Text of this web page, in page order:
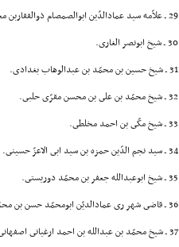
29 ـ علاّمه سید عمادالدّین ابوالصمصام ذوالفقاربن محمّد بن معبد بن حسن بن احمد مشهور به حمدان بن اسماعیل.
30 ـ شیخ ابونصر الغارى.
31 ـ شیخ حسین بن محمّد بن عبدالوهاب بغدادى.
32 ـ شیخ محمّد بن على بن محسن مقرّى حلبى.
33 ـ شیخ مکّى بن احمد مخلطى.
34 ـ سید نجم الدّین حمزه بن سید ابى الاعزّ حسینى.
35 ـ شیخ ابوعبدالله جعفر بن محمّد دوریستى.
36 ـ قاضى شهر رى عمادالدیّن ابومحمّد حسن بن محمّد بن احمد آسترآبادى.
37 ـ شیخ محمّد بن عبدالله بن احمد ارغیانى اصفهانى.